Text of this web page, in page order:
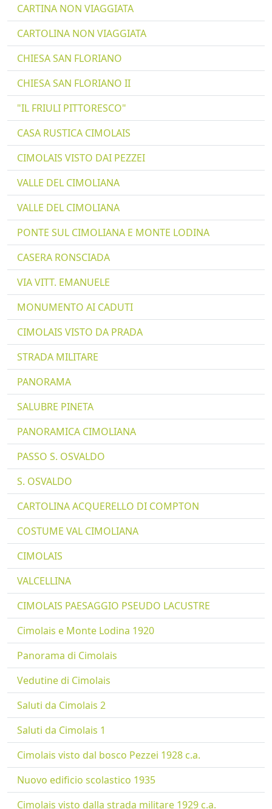
CARTINA NON VIAGGIATA
CARTOLINA NON VIAGGIATA
CHIESA SAN FLORIANO
CHIESA SAN FLORIANO II
"IL FRIULI PITTORESCO"
CASA RUSTICA CIMOLAIS
CIMOLAIS VISTO DAI PEZZEI
VALLE DEL CIMOLIANA
VALLE DEL CIMOLIANA
PONTE SUL CIMOLIANA E MONTE LODINA
CASERA RONSCIADA
VIA VITT. EMANUELE
MONUMENTO AI CADUTI
CIMOLAIS VISTO DA PRADA
STRADA MILITARE
PANORAMA
SALUBRE PINETA
PANORAMICA CIMOLIANA
PASSO S. OSVALDO
S. OSVALDO
CARTOLINA ACQUERELLO DI COMPTON
COSTUME VAL CIMOLIANA
CIMOLAIS
VALCELLINA
CIMOLAIS PAESAGGIO PSEUDO LACUSTRE
Cimolais e Monte Lodina 1920
Panorama di Cimolais
Vedutine di Cimolais
Saluti da Cimolais 2
Saluti da Cimolais 1
Cimolais visto dal bosco Pezzei 1928 c.a.
Nuovo edificio scolastico 1935
Cimolais visto dalla strada militare 1929 c.a.